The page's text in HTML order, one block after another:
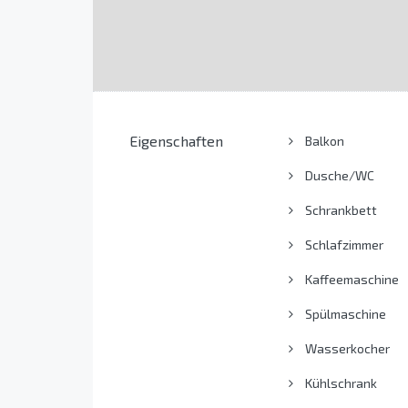
Eigenschaften Balkon
Dusche/WC
Schrankbett
Schlafzimmer
Kaffeemaschine
Spülmaschine
Wasserkocher
Kühlschrank